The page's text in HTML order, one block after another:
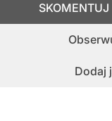
Dodaj
SKOMENTUJ